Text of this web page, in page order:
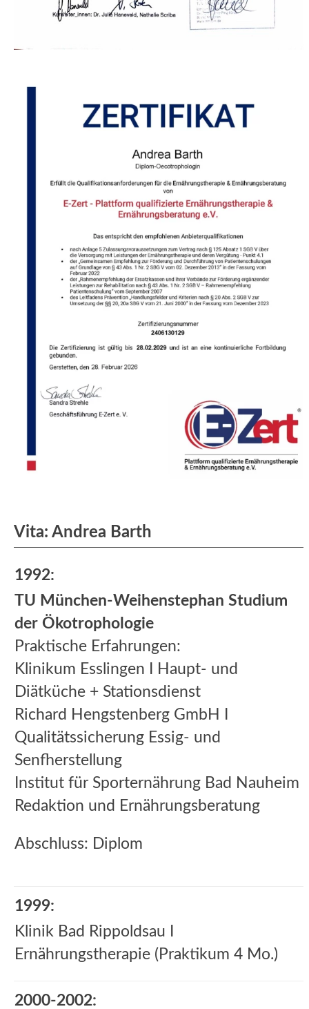
Vita: Andrea Barth
1992:
TU München-Weihenstephan Studium
der Ökotrophologie
Praktische Erfahrungen:
Klinikum Esslingen I Haupt- und
Diätküche + Stationsdienst
Richard Hengstenberg GmbH I
Qualitätssicherung Essig- und
Senfherstellung
Institut für Sporternährung Bad Nauheim I
Redaktion und Ernährungsberatung
Abschluss: Diplom
1999:
Klinik Bad Rippoldsau I
Ernährungstherapie (Praktikum 4 Mo.)
2000-2002: